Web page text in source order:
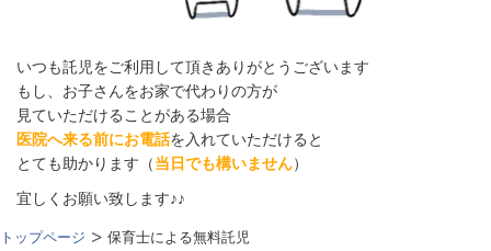
いつも託児をご利用して頂きありがとうございます
もし、お子さんをお家で代わりの方が
見ていただけることがある場合
医院へ来る前にお電話を入れていただけると
とても助かります（当日でも構いません）
宜しくお願い致します♪♪
トップページ 保育士による無料託児